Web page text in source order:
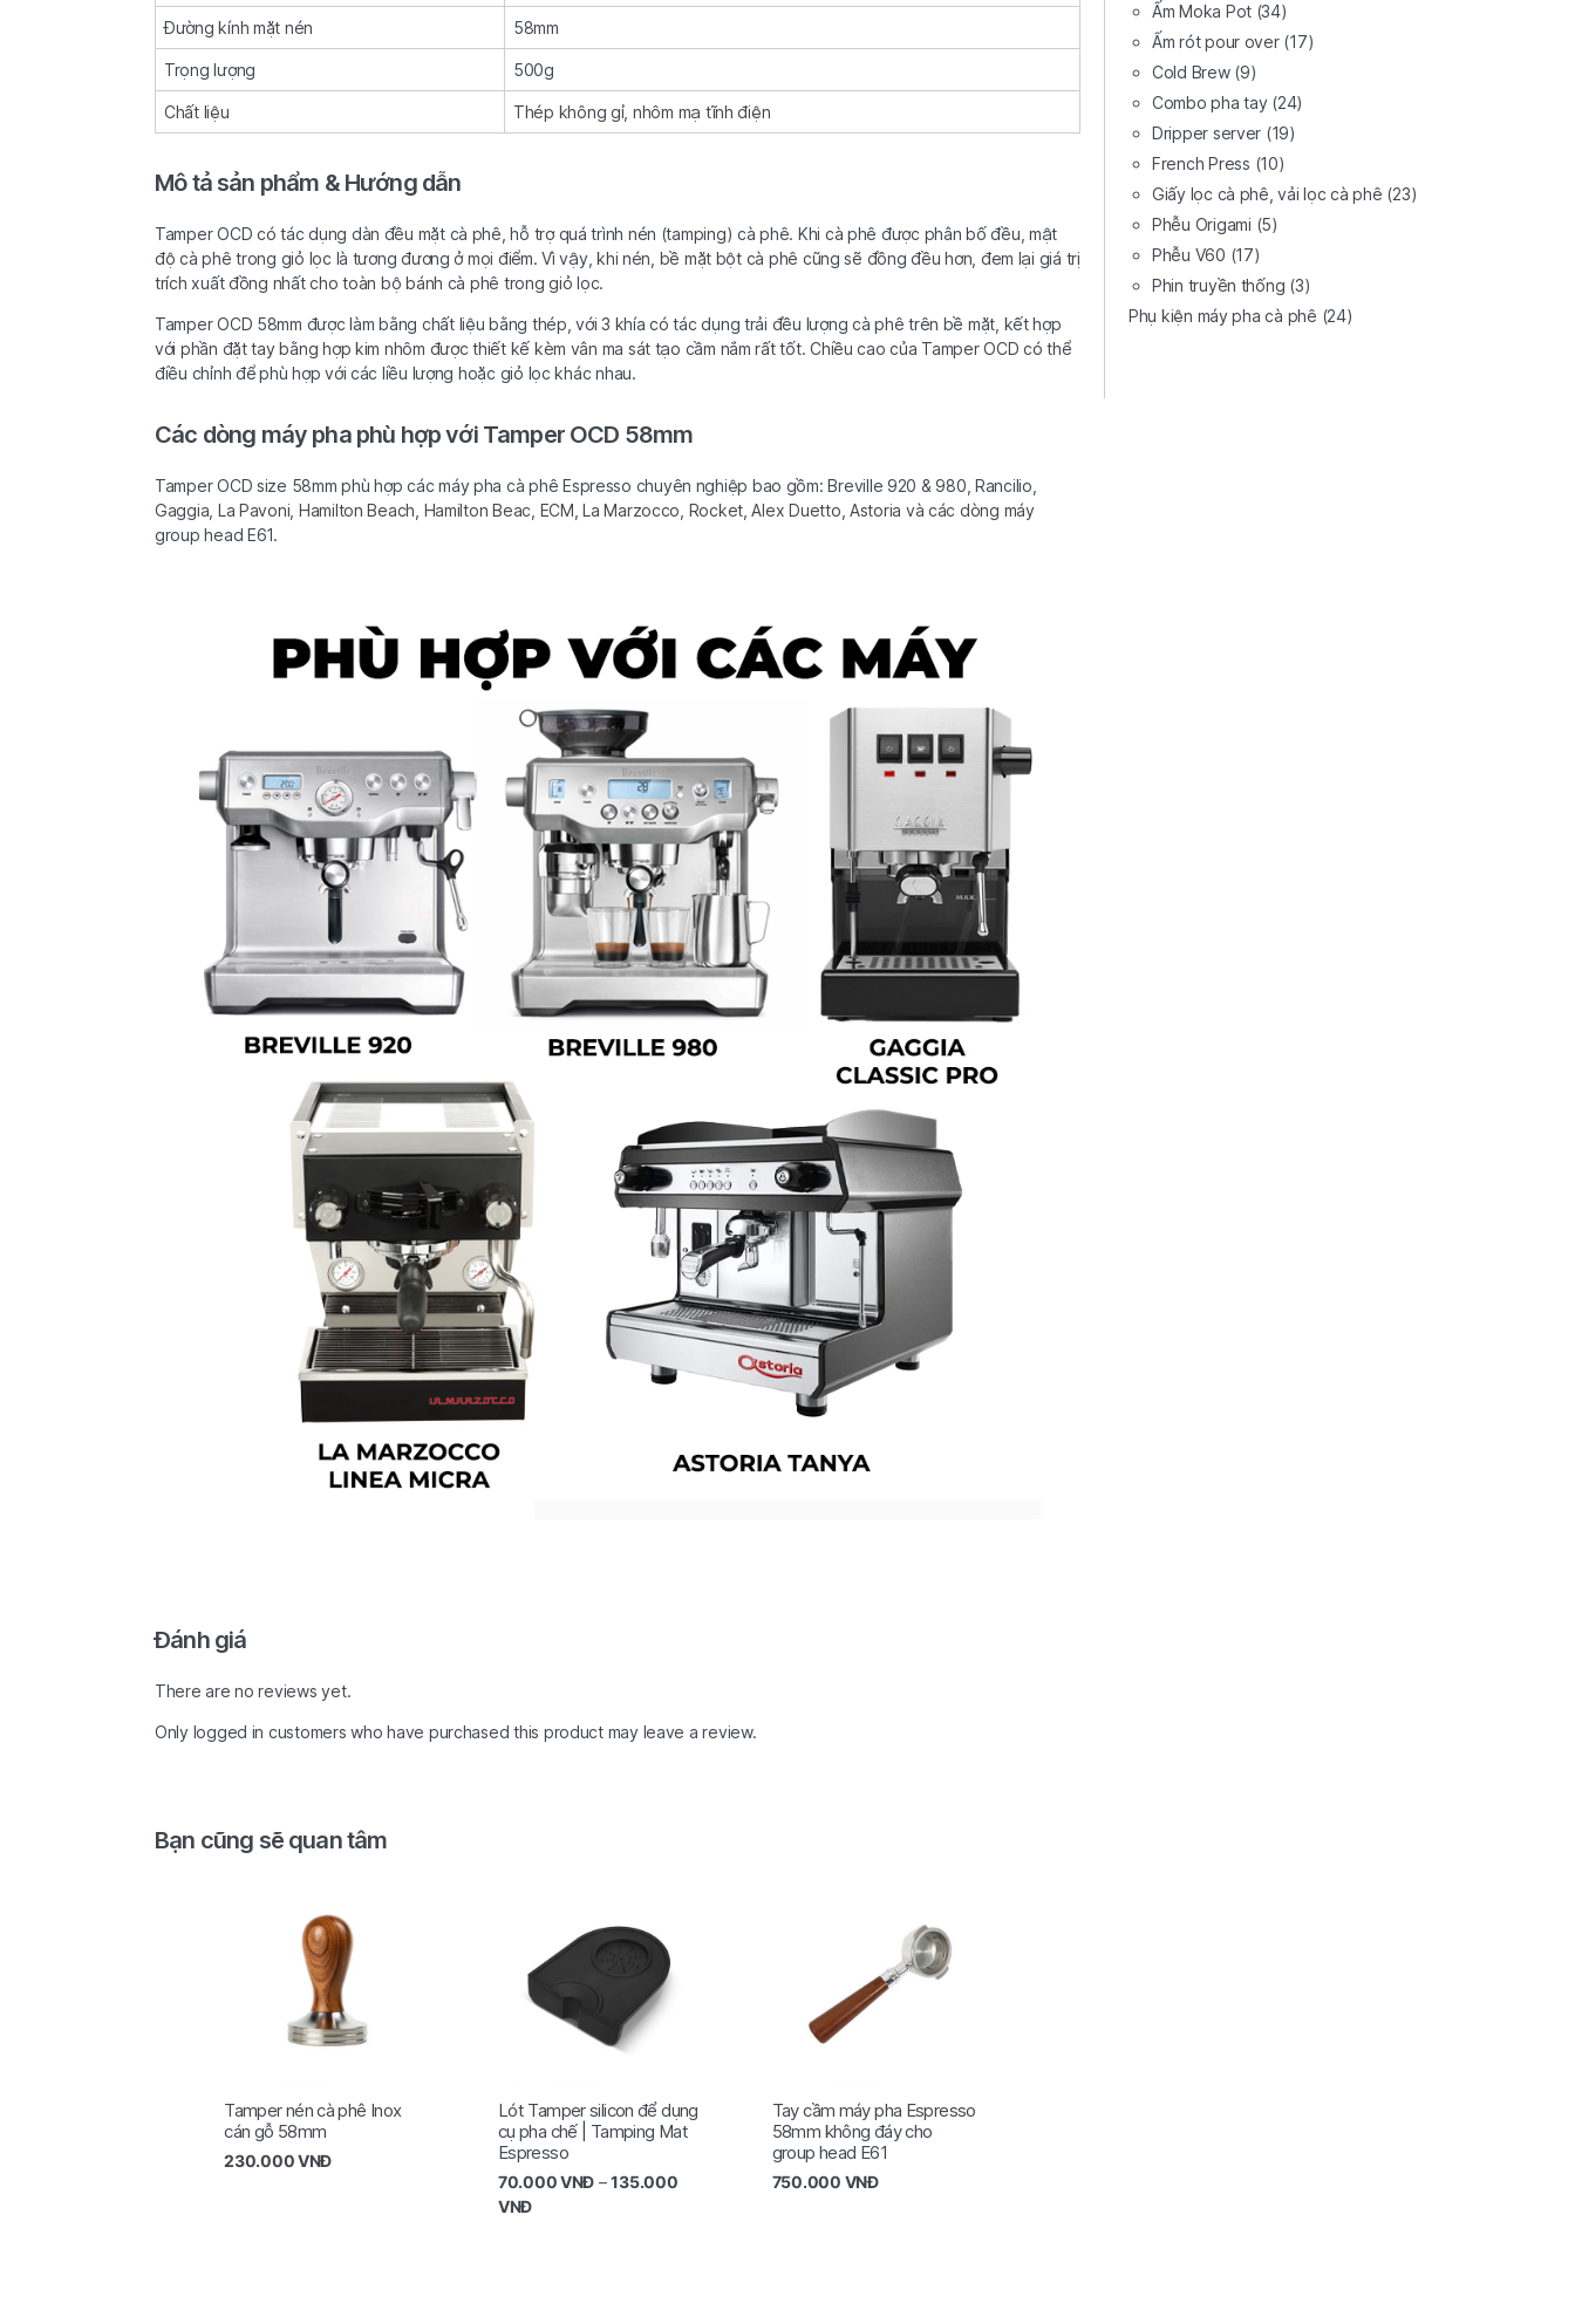
Đường kính mặt nén 58mm
Trọng lượng 500g
Chất liệu Thép không gỉ, nhôm mạ tĩnh điện
Mô tả sản phẩm & Hướng dẫn
Tamper OCD có tác dụng dàn đều mặt cà phê, hỗ trợ quá trình nén (tamping) cà phê. Khi cà phê được phân bố đều, mật
độ cà phê trong giỏ lọc là tương đương ở mọi điểm. Vì vậy, khi nén, bề mặt bột cà phê cũng sẽ đồng đều hơn, đem lại giá trị
trích xuất đồng nhất cho toàn bộ bánh cà phê trong giỏ lọc.
Tamper OCD 58mm được làm bằng chất liệu bằng thép, với 3 khía có tác dụng trải đều lượng cà phê trên bề mặt, kết hợp
với phần đặt tay bằng hợp kim nhôm được thiết kế kèm vân ma sát tạo cầm nắm rất tốt. Chiều cao của Tamper OCD có thể
điều chỉnh để phù hợp với các liều lượng hoặc giỏ lọc khác nhau.
Các dòng máy pha phù hợp với Tamper OCD 58mm
Tamper OCD size 58mm phù hợp các máy pha cà phê Espresso chuyên nghiệp bao gồm: Breville 920 & 980, Rancilio,
Gaggia, La Pavoni, Hamilton Beach, Hamilton Beac, ECM, La Marzocco, Rocket, Alex Duetto, Astoria và các dòng máy
group head E61.
Đánh giá
There are no reviews yet.
Only logged in customers who have purchased this product may leave a review.
Bạn cũng sẽ quan tâm
Tamper nén cà phê Inox
cán gỗ 58mm
230.000VNĐ
Lót Tamper silicon để dụng
cụ pha chế | Tamping Mat
Espresso
70.000VNĐ –135.000
VNĐ
Tay cầm máy pha Espresso
58mm không đáy cho
group head E61
750.000 VNĐ
Ấm Moka Pot (34)
Ấm rót pour over (17)
Cold Brew (9)
Combo pha tay (24)
Dripper server (19)
French Press (10)
Giấy lọc cà phê, vải lọc cà phê (23)
Phễu Origami (5)
Phễu V60 (17)
Phin truyền thống (3)
Phụ kiện máy pha cà phê (24)